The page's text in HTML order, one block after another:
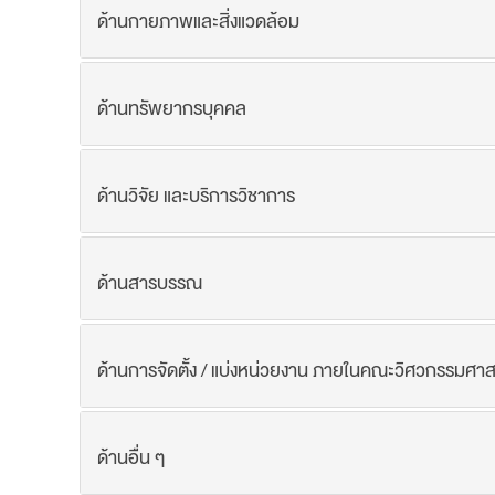
ด้านกายภาพและสิ่งแวดล้อม
ด้านทรัพยากรบุคคล
ด้านวิจัย และบริการวิชาการ
ด้านสารบรรณ
ด้านการจัดตั้ง / แบ่งหน่วยงาน ภายในคณะวิศวกรรมศา
ด้านอื่น ๆ